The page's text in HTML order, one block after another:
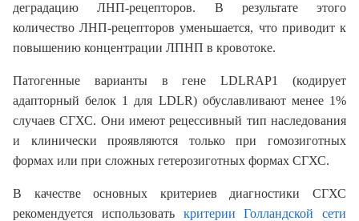
деградацию ЛНП-рецепторов. В результате этого
количество ЛНП-рецепторов уменьшается, что приводит к
повышению концентрации ЛПНП в кровотоке.
Патогенные варианты в гене LDLRAP1 (кодирует
адапторный белок 1 для LDLR) обуславливают менее 1%
случаев СГХС. Они имеют рецессивный тип наследования
и клинически проявляются только при гомозиготных
формах или при сложных гетерозиготных формах СГХС.
В качестве основных критериев диагностики СГХС
рeкомендуется использовать критерии Голландской сети